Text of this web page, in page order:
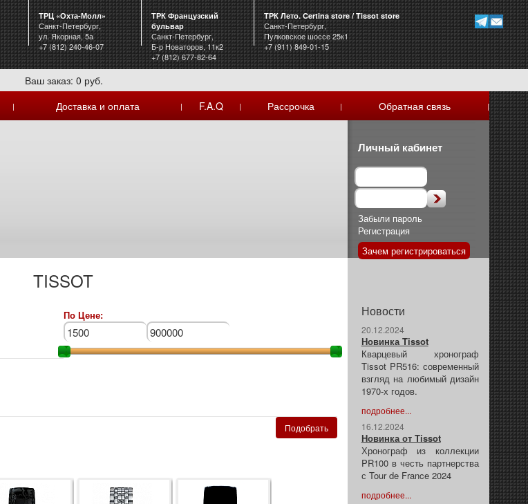
ТРЦ «Охта-Молл»
Санкт-Петербург,
ул. Якорная, 5а
+7 (812) 240-46-07
ТРК Французский
бульвар
Санкт-Петербург,
Б-р Новаторов, 11к2
+7 (812) 677-82-64
ТРК Лето. Certina store / Tissot store
Санкт-Петербург,
Пулковское шоссе 25к1
+7 (911) 849-01-15
Ваш заказ: 0 руб.
| Доставка и оплата | F.A.Q | Рассрочка | Обратная связь |
TISSOT
По Цене:
Личный кабинет
Забыли пароль
Регистрация
Зачем регистрироваться
Новости
20.12.2024
Новинка Tissot
Кварцевый хронограф
Tissot PR516: современный
взгляд на любимый дизайн
1970-х годов.
подробнее...
16.12.2024
Новинка от Tissot
Хронограф из коллекции
PR100 в честь партнерства
с Tour de France 2024
подробнее...